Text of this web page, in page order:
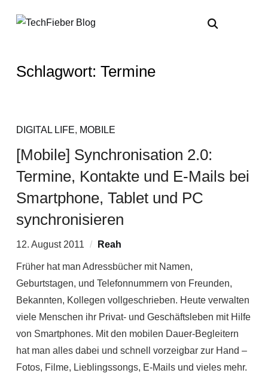
Schlagwort: Termine
DIGITAL LIFE, MOBILE
[Mobile] Synchronisation 2.0:
Termine, Kontakte und E-Mails bei
Smartphone, Tablet und PC
synchronisieren
12. August 2011 Reah
Früher hat man Adressbücher mit Namen,
Geburtstagen, und Telefonnummern von Freunden,
Bekannten, Kollegen vollgeschrieben. Heute verwalten
viele Menschen ihr Privat- und Geschäftsleben mit Hilfe
von Smartphones. Mit den mobilen Dauer-Begleitern
hat man alles dabei und schnell vorzeigbar zur Hand –
Fotos, Filme, Lieblingssongs, E-Mails und vieles mehr.